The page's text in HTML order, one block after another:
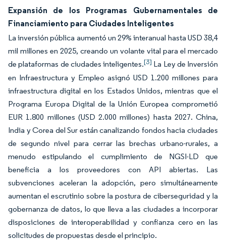
Expansión de los Programas Gubernamentales de
Financiamiento para Ciudades Inteligentes
La inversión pública aumentó un 29% interanual hasta USD 38,4
mil millones en 2025, creando un volante vital para el mercado
de plataformas de ciudades inteligentes.[3] La Ley de Inversión
en Infraestructura y Empleo asignó USD 1.200 millones para
infraestructura digital en los Estados Unidos, mientras que el
Programa Europa Digital de la Unión Europea comprometió
EUR 1.800 millones (USD 2.000 millones) hasta 2027. China,
India y Corea del Sur están canalizando fondos hacia ciudades
de segundo nivel para cerrar las brechas urbano-rurales, a
menudo estipulando el cumplimiento de NGSI-LD que
beneficia a los proveedores con API abiertas. Las
subvenciones aceleran la adopción, pero simultáneamente
aumentan el escrutinio sobre la postura de ciberseguridad y la
gobernanza de datos, lo que lleva a las ciudades a incorporar
disposiciones de interoperabilidad y confianza cero en las
solicitudes de propuestas desde el principio.